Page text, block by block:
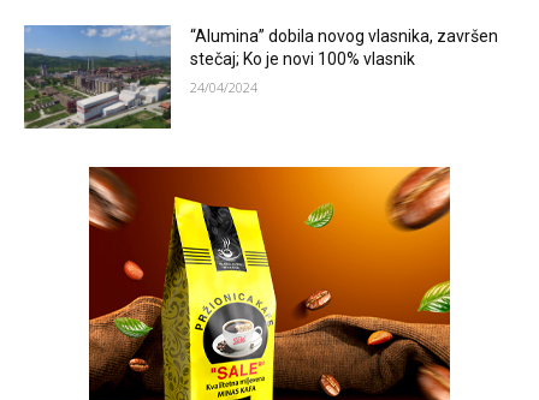
“Alumina” dobila novog vlasnika, završen
stečaj; Ko je novi 100% vlasnik
24/04/2024